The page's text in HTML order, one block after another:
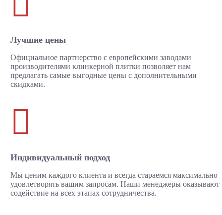
Лучшие цены
Официальное партнерство с европейскими заводами
производителями клинкерной плитки позволяет нам
предлагать самые выгодные цены с дополнительными
скидками.

Индивидуальный подход
Мы ценим каждого клиента и всегда стараемся максимально
удовлетворять вашим запросам. Наши менеджеры оказывают
содействие на всех этапах сотрудничества.